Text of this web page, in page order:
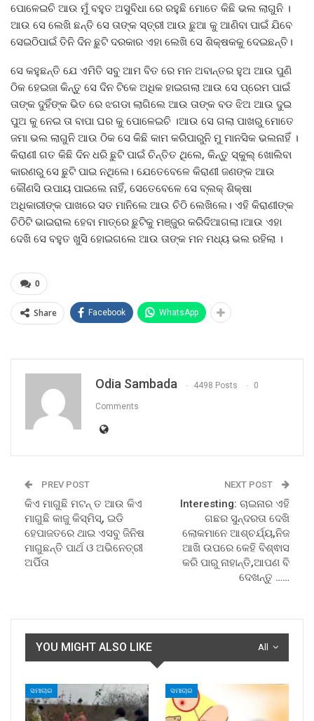
ପୋଳେଇଚି ଆଉ ମୁଁ ବହୁତ ଅସୁବିଧା ରେ ରହୁଛି ମୋତେ କିଛି ଭଲ ଲାଗୁନି ।
ଆଉ ସେ ଲେଖି ଛନ୍ତି ସେ ତାଙ୍କ ସ୍ତ୍ରୀ ଆଉ ଛୁଆ କୁ ଆଣିବା ପାଇଁ ଯିବେ
ସେଇଠିପାଇଁ ତିନି ଦିନ ଛୁଟି ଦରକାର ଏହା ଲେଖି ସେ ଶିକ୍ଷକକୁ ଦେଇଛନ୍ତି।
ସେ କହୁଛନ୍ତି ଯେ ଏମିତି ସବୁ ଆମ ବିତ ରେ ମନ ଅବାନ୍ତର ହୁଅ ଆଉ ପୁଣି
ଠିକ ହେଇଜା କିନ୍ତୁ ସେ ଦିନ ଟିକେ ଅଧିକ ହାଇଗଲା ଆଉ ସେ ପ୍ରେମ ପାଇଁ
ତାଙ୍କ ଦୁହିଁଙ୍କ ଭିତ ରେ ଝଗଡା ଲାଗିଲେ ଆଉ ତାଙ୍କ ବଡ ଝିଅ ଆଉ ଦୁଇ
ପୁଅ କୁ ନେଇ ତା ବାପା ଘର କୁ ପୋଳେଇଚି ।ଆଉ ସେ ଗଲା ପାଖରୁ ମୋତେ
ଜମା ଭଲ ଲାଗୁନି ଆଉ ଠିକ ସେ କିଛି କାମ କରିପାରୁନି ମୁ ମାନସିକ ଭଲନାହିଁ ।
କିରାଣୀ ଗତ କିଛି ଦିନ ଧରି ଛୁଟି ପାଇଁ ଚିନ୍ତିତ ଥିଲେ, କିନ୍ତୁ ସ୍କୁଲ୍‌ ଖୋଲିବା
କାରଣରୁ ସେ ଛୁଟି ପାଇ ନଥିଲେ। ଯେତେବେଳେ କିରାଣୀ ଜଣଙ୍କ ଆଉ
କୌଣସି ଉପାୟ ପାଇଲେ ନାହିଁ, ସେତେବେଳେ ସେ ବ୍ଲକ୍‌ ଶିକ୍ଷା
ଅଧିକାରୀଙ୍କ ପାଖରେ ସତ ମାନିଲେ ଆଉ ଚିଠି ଲେଖିଲେ। ଏହି କିରାଣୀଙ୍କ
ଚିଠିଟି ଭାଇରାଲ ହେବା ମାତ୍ରେ ଛୁଟିକୁ ମଞ୍ଜୁର କରିଦିଆଗଲା।ଆଉ ଏହା
ଦେଖି ସେ ବହୁତ ଖୁସି ହୋଇଗଲେ ଆଉ ତାଙ୍କ ମନ ମଧ୍ୟ ଭଲ ରହିଲା ।
0
Share Facebook WhatsApp
Odia Sambada 4498 Posts 0
Comments
PREV POST
କିଏ ମାଗୁଛି ମଟନ୍‌ ତ ଆଉ କିଏ
ମାଗୁଛି କାଜୁ କିସ୍‌ମିସ୍‌, ଇଡି
ହେପାଜତରେ ଥାଇ ଏସବୁ ଜିନିଷ
ମାଗୁଛନ୍ତି ପାର୍ଥ ଓ ଅଭିନେତ୍ରୀ
ଅର୍ପିତା
NEXT POST
Interesting: ଚାଇନାର ଏହି
ଗଛର ସୁନ୍ଦରତା ଦେଖି
ଲୋକମାନେ ଆଶ୍ଚର୍ଯ୍ୟ,ନିଜ
ଆଖି ଉପରେ କେହି ବିଶ୍ଵାସ
କରି ପାରୁ ନାହାନ୍ତି,ଆପଣ ବି
ଦେଖନ୍ତୁ ……
All
YOU MIGHT ALSO LIKE
ସମାଚାର ସମାଚାର